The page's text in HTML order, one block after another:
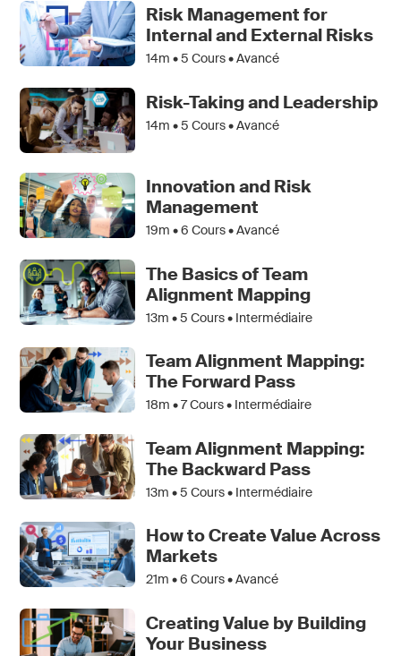
Risk Management for
Internal and External Risks
14m •5 Cours • Avancé
Risk-Taking and Leadership
14m •5 Cours • Avancé
Innovation and Risk
Management
19m •6 Cours • Avancé
The Basics of Team
Alignment Mapping
13m •5 Cours • Intermédiaire
Team Alignment Mapping:
The Forward Pass
18m •7Cours • Intermédiaire
Team Alignment Mapping:
The Backward Pass
13m •5 Cours • Intermédiaire
How to Create Value Across
Markets
21m •6 Cours • Avancé
Creating Value by Building
Your Business